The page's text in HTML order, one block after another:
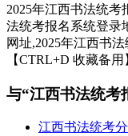
2025年江西书法统考
法统考报名系统登录
网址,2025年江西书
【CTRL+D 收藏备用
与“江西书法统考
江西书法统考